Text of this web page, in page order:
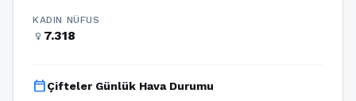
KADIN NÜFUS
female 7.318
calendar_todayÇifteler Günlük Hava Durumu